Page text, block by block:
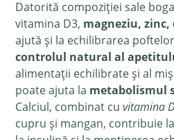
Datorită compoziției sale
vitamina D3, magneziu,
ajută și la echilibrarea
controlul natural al
alimentații echilibrate și al
poate ajuta la metabolismul
Calciul, combinat cuvitamina
cupru și mangan, contribuie